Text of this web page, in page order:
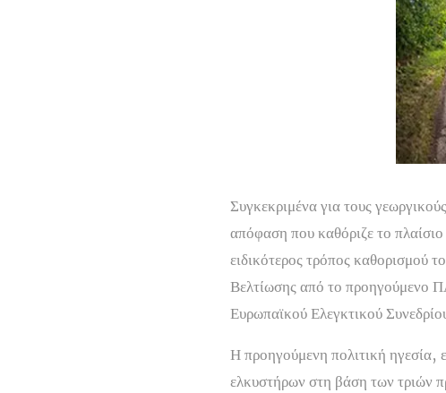
Συγκεκριμένα για τους
απόφαση που καθόριζε το
ειδικότερος τρόπος καθορισμού
Βελτίωσης από το προηγούμενο
Ευρωπαϊκού Ελεγκτικού
Η προηγούμενη πολιτική ηγεσία,
ελκυστήρων στη βάση των τριών